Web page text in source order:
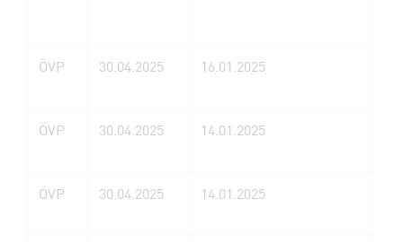
ÖVP 30.04.2025 16.01.2025
ÖVP 30.04.2025 14.01.2025
ÖVP 30.04.2025 14.01.2025